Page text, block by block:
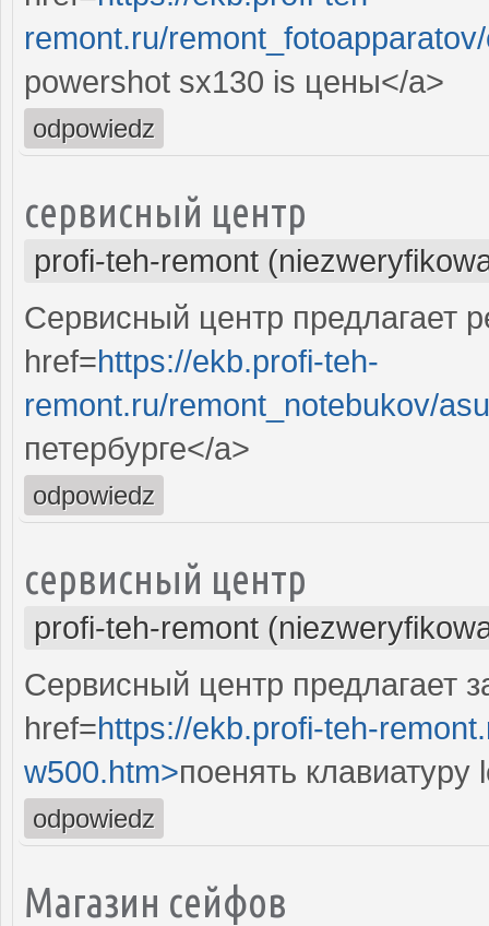
remont.ru/
powershot sx130 is цены</a>
odpowiedz
сервисный центр
profi-teh-remont
Сервисный центр предлагает
href=https://ekb.profi-teh-
remont.ru/remont_notebukov/
петербурге</a>
odpowiedz
сервисный центр
profi-teh-remont
Сервисный центр предлагает
href=https://ekb.profi-teh-
w500.htm>поенять
odpowiedz
Магазин сейфов